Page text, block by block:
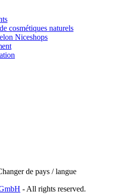
cosmétiques naturels
Niceshops
de pays / langue
- All rights reserved.